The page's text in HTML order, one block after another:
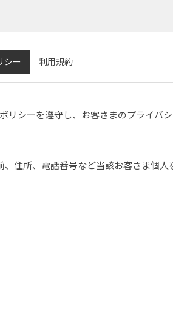
シー 利用規約
シーを遵守し、お客さまのプライバシ
住所、電話番号など当該お客さま個